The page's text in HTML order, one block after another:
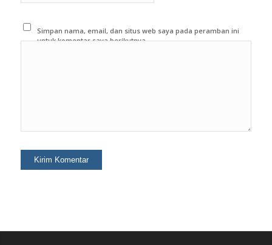
Simpan nama, email, dan situs web saya pada peramban ini
untuk komentar saya berikutnya.